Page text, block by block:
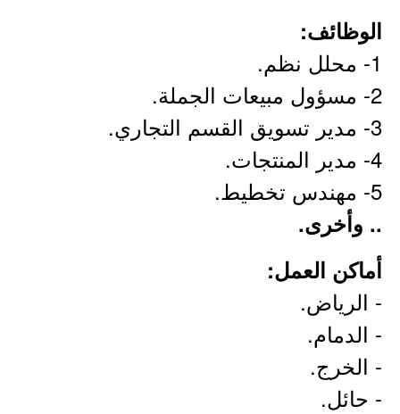
الوظائف:
1- محلل نظم.
2- مسؤول مبيعات الجملة.
3- مدير تسويق القسم التجاري.
4- مدير المنتجات.
5- مهندس تخطيط.
.. وأخرى.
أماكن العمل:
- الرياض.
- الدمام.
- الخرج.
- حائل.